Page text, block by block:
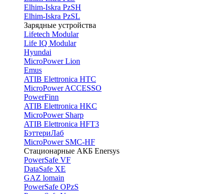
Elhim-Iskra PzSH
Elhim-Iskra PzSL
Зарядные устройства
Lifetech Modular
Life IQ Modular
Hyundai
MicroPower Lion
Emus
ATIB Elettronica HTC
MicroPower ACCESSO
PowerFinn
ATIB Elettronica HKC
MicroPower Sharp
ATIB Elettronica HFT3
БэттериЛаб
MicroPower SMC-HF
Стационарные АКБ Enersys
PowerSafe VF
DataSafe XE
GAZ lomain
PowerSafe OPzS